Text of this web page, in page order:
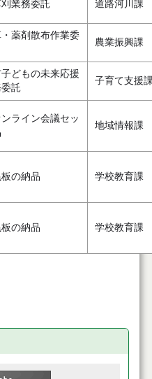
業務委託 道路河川課
薬剤散布作業委
農業振興課
どもの未来応援
託
子育て支援
ライン会議セッ
地域情報課
の納品 学校教育課
の納品 学校教育課